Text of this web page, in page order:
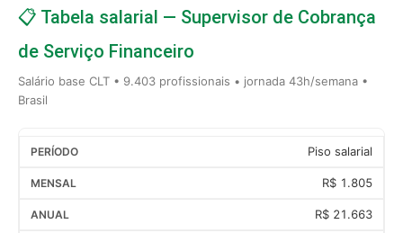
📋 Tabela salarial — Supervisor de Cobrança
de Serviço Financeiro
Salário base CLT • 9.403 profissionais • jornada 43h/semana •
Brasil
Piso salarial
R$ 1.805
R$ 21.663